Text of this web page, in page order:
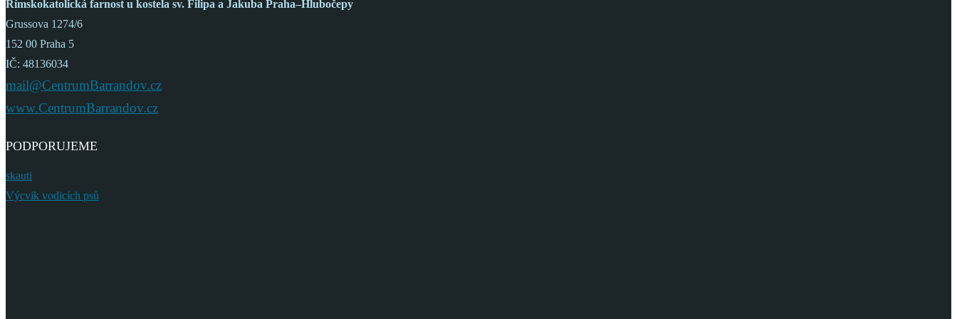
Římskokatolická farnost u kostela sv. Filipa a Jakuba Praha–Hlubočepy
Grussova 1274/6
152 00 Praha 5
IČ: 48136034
mail@CentrumBarrandov.cz
www.CentrumBarrandov.cz
PODPORUJEME
skauti
Výcvik vodicích psů